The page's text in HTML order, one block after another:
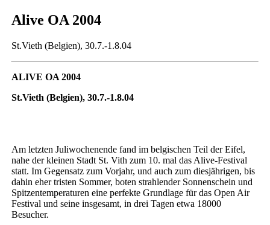
Alive OA 2004
St.Vieth (Belgien), 30.7.-1.8.04
ALIVE OA 2004
St.Vieth (Belgien), 30.7.-1.8.04
Am letzten Juliwochenende fand im belgischen Teil der Eifel,
nahe der kleinen Stadt St. Vith zum 10. mal das Alive-Festival
statt. Im Gegensatz zum Vorjahr, und auch zum diesjährigen, bis
dahin eher tristen Sommer, boten strahlender Sonnenschein und
Spitzentemperaturen eine perfekte Grundlage für das Open Air
Festival und seine insgesamt, in drei Tagen etwa 18000
Besucher.